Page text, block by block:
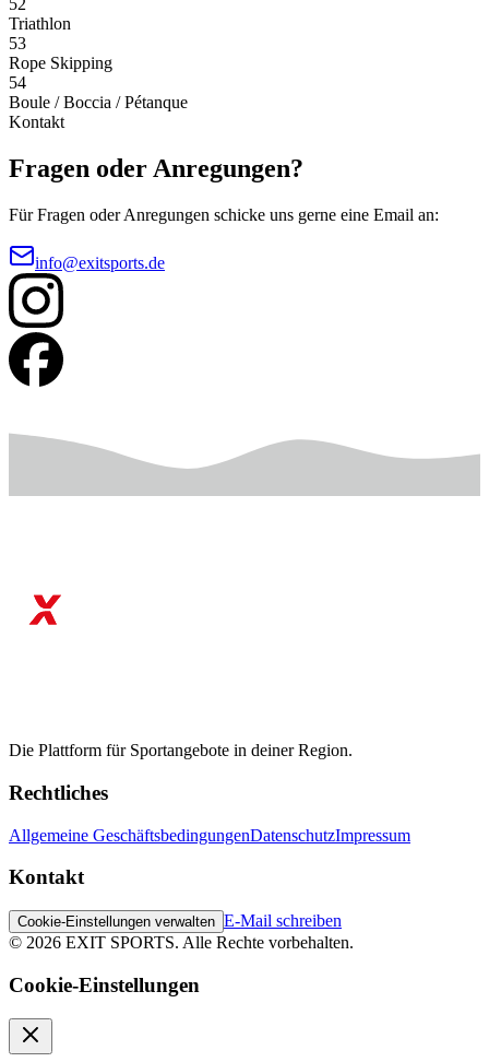
52
Triathlon
53
Rope Skipping
54
Boule / Boccia / Pétanque
Kontakt
Fragen oder Anregungen?
Für Fragen oder Anregungen schicke uns gerne eine Email an:
info@exitsports.de
Die Plattform für Sportangebote in deiner Region.
Rechtliches
Allgemeine GeschäftsbedingungenDatenschutzImpressum
Kontakt
Cookie-Einstellungen verwalten E-Mail schreiben
© 2026 EXIT SPORTS. Alle Rechte vorbehalten.
Cookie-Einstellungen